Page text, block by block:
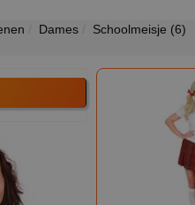
Dames Schoolmeisje (6)